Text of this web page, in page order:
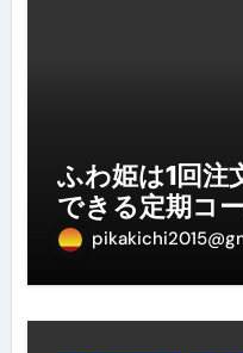
ふわ姫は1回注
できる定期コ